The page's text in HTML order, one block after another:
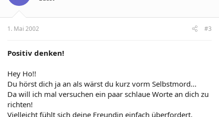
1. Mai 2002 #3
Positiv denken!
Hey Ho!!
Du hörst dich ja an als wärst du kurz vorm Selbstmord...
Da will ich mal versuchen ein paar schlaue Worte an dich zu
richten!
Vielleicht fühlt sich deine Freundin einfach überfordert.